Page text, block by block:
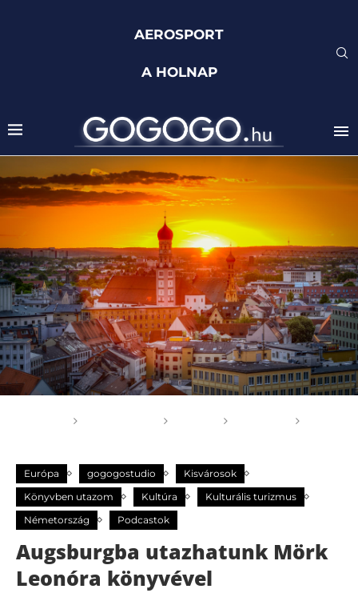
AEROSPORT
A HOLNAP
Európa gogogostudio
Kisvárosok
Könyvben utazom
Kultúra
Kulturális turizmus
Németország
Podcastok
Augsburgba utazhatunk Mörk
Leonóra könyvével